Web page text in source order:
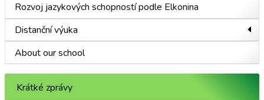
Rozvoj jazykových schopností podle Elkonina
Distanční výuka
About our school
Krátké zprávy